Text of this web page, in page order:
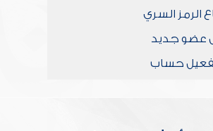
الرمز السري
عضو جديد
حساب